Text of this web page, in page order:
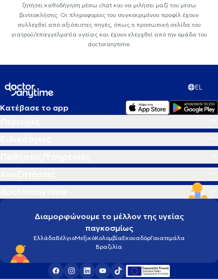
ζητήσει καθοδήγηση μέσω chat και να μιλήσει μαζί του μέσω
βιντεοκλήσης. Οι πληροφορίες του συγκεκριμένου προφίλ έχουν
συλλεχθεί από αξιόπιστες πηγές, όπως η προσωπική σελίδα του
γιατρού/επαγγελματία υγείας και έχουν ελεγχθεί από την ομάδα του
doctoranytime.
EL
Κατέβασε το app
Διαμορφώνουμε το μέλλον της υγείας
παγκοσμίως
ΕλλάδαΒέλγιοΜεξικόΚολομβίαΕκουαδόρΓουατεμάλα
Βραζιλία